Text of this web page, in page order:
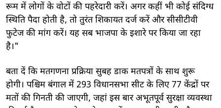
रूम में लोगों के वोटों की पहरेदारी करें। अगर कहीं भी कोई संदिग्ध
स्थिति पैदा होती है, तो तुरंत शिकायत दर्ज करें और सीसीटीवी
फुटेज की मांग करें। यह सब भाजपा के इशारे पर किया जा रहा
है।"
बता दें कि मतगणना प्रक्रिया सुबह डाक मतपत्रों के साथ शुरू
होगी। पश्चिम बंगाल में 293 विधानसभा सीट के लिए 77 केंद्रों पर
मतों की गिनती की जाएगी, जहां इस बार अभूतपूर्व सुरक्षा व्यवस्था